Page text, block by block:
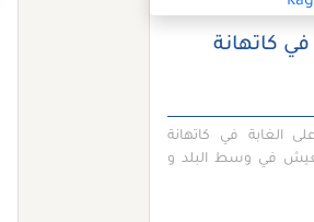
كاتهانة
الغابة في كاتهانة
في وسط البلد و